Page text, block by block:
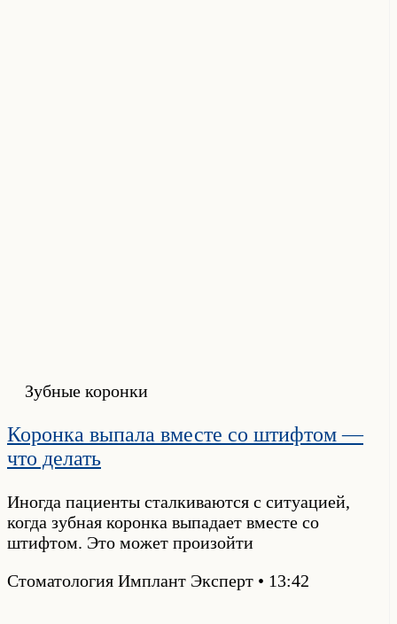
Зубные коронки
Коронка выпала вместе со штифтом —
что делать
Иногда пациенты сталкиваются с ситуацией,
когда зубная коронка выпадает вместе со
штифтом. Это может произойти
Стоматология Имплант Эксперт
13:42